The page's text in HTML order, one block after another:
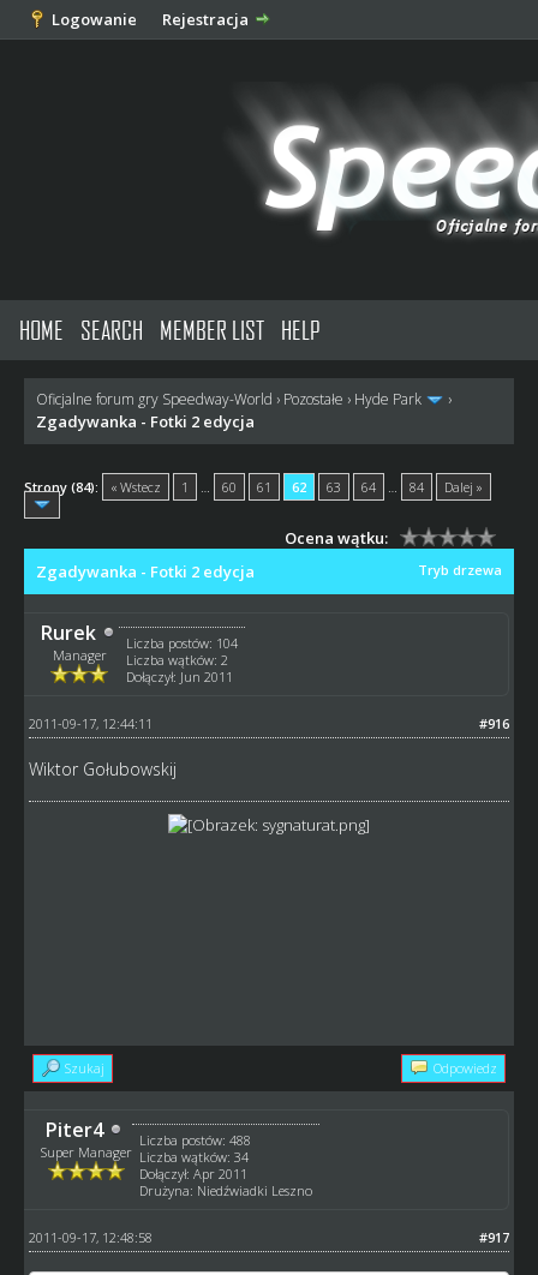
Logowanie Rejestracja
HOME SEARCH MEMBER LIST HELP
Oficjalne forum gry Speedway-World › Pozostałe › Hyde Park ›
Zgadywanka - Fotki 2 edycja
Strony (84): « Wstecz 1 60 61 62 63 64 84 Dalej »
Ocena wątku:
Tryb drzewa
Zgadywanka - Fotki 2 edycja
Rurek
Manager
Liczba postów: 104
Liczba wątków: 2
Dołączył: Jun 2011
#916
2011-09-17, 12:44:11
Wiktor Gołubowskij
Szukaj Odpowiedz
Piter4
Super Manager
Liczba postów: 488
Liczba wątków: 34
Dołączył: Apr 2011
Drużyna: Niedźwiadki Leszno
#917
2011-09-17, 12:48:58